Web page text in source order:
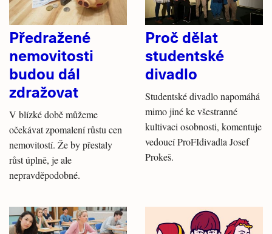
Předražené
nemovitosti
budou dál
zdražovat
V blízké době můžeme
očekávat zpomalení růstu cen
nemovitostí. Že by přestaly
růst úplně, je ale
nepravděpodobné.
Proč dělat
studentské
divadlo
Studentské divadlo napomáhá
mimo jiné ke všestranné
kultivaci osobnosti, komentuje
vedoucí ProFIdivadla Josef
Prokeš.